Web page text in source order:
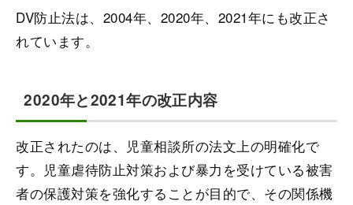
DV防止法は、2004年、2020年、2021年にも改正さ
れています。
2020年と2021年の改正内容
改正されたのは、児童相談所の法文上の明確化で
す。児童虐待防止対策および暴力を受けている被害
者の保護対策を強化することが目的で、その関係機